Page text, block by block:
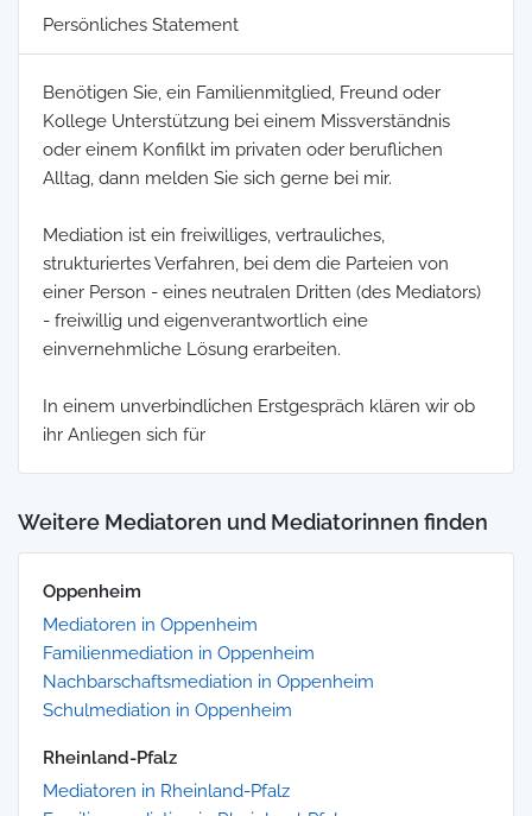
Persönliches Statement
Benötigen Sie, ein Familienmitglied, Freund oder
Kollege Unterstützung bei einem Missverständnis
oder einem Konfilkt im privaten oder beruflichen
Alltag, dann melden Sie sich gerne bei mir.
Mediation ist ein freiwilliges, vertrauliches,
strukturiertes Verfahren, bei dem die Parteien von
einer Person - eines neutralen Dritten (des Mediators)
- freiwillig und eigenverantwortlich eine
einvernehmliche Lösung erarbeiten.
In einem unverbindlichen Erstgespräch klären wir ob
ihr Anliegen sich für
Weitere Mediatoren und Mediatorinnen finden
Oppenheim
Mediatoren in Oppenheim
Familienmediation in Oppenheim
Nachbarschaftsmediation in Oppenheim
Schulmediation in Oppenheim
Rheinland-Pfalz
Mediatoren in Rheinland-Pfalz